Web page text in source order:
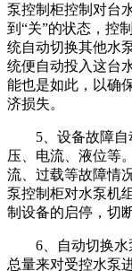
泵控制柜控制对台
到“关”的状态，控
统自动切换其他水
统便自动投入这台
能也是如此，以确
济损失。
5、设备故障
压、电流、液位等
流、过载等故障情
泵控制柜对水泵机
制设备的启停，切
6、自动切换
总量来对受控水泵